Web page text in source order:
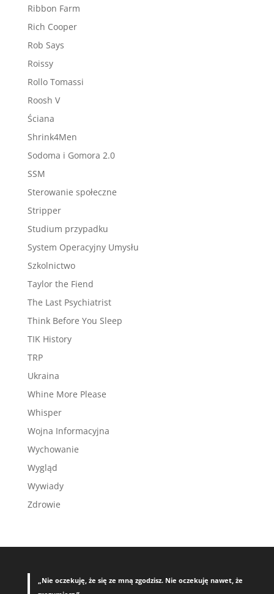
Ribbon Farm
Rich Cooper
Rob Says
Roissy
Rollo Tomassi
Roosh V
Ściana
Shrink4Men
Sodoma i Gomora 2.0
SSM
Sterowanie społeczne
Stripper
Studium przypadku
System Operacyjny Umysłu
Szkolnictwo
Taylor the Fiend
The Last Psychiatrist
Think Before You Sleep
TIK History
TRP
Ukraina
Whine More Please
Whisper
Wojna Informacyjna
Wychowanie
Wygląd
Wywiady
Zdrowie
„Nie oczekuję, że się ze mną zgodzisz. Nie oczekuję nawet, że